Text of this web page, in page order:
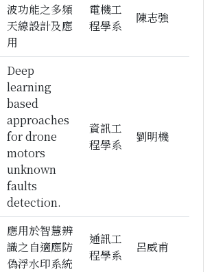
波功能之多頻
天線設計及應
用
電機工
程學系
陳志強
Deep
learning
based
approaches
for drone
motors
unknown
faults
detection.
資訊工
程學系
劉明機
應用於智慧辨
識之自適應防
偽浮水印系統
通訊工
程學系
呂威甫